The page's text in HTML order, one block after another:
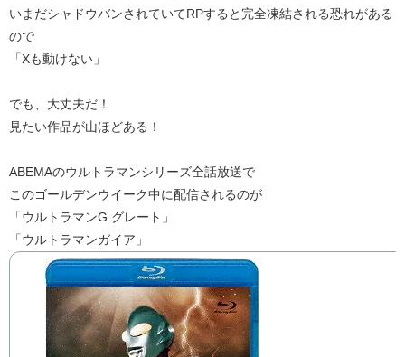
いまだシャドウバンされていてRPすると完全凍結される恐れがある
ので
「Xも動けない」
でも、大丈夫だ！
見たい作品が山ほどある！
ABEMAのウルトラマンシリーズ全話放送で
このゴールデンウイーク中に配信されるのが
「ウルトラマンG グレート」
「ウルトラマンガイア」